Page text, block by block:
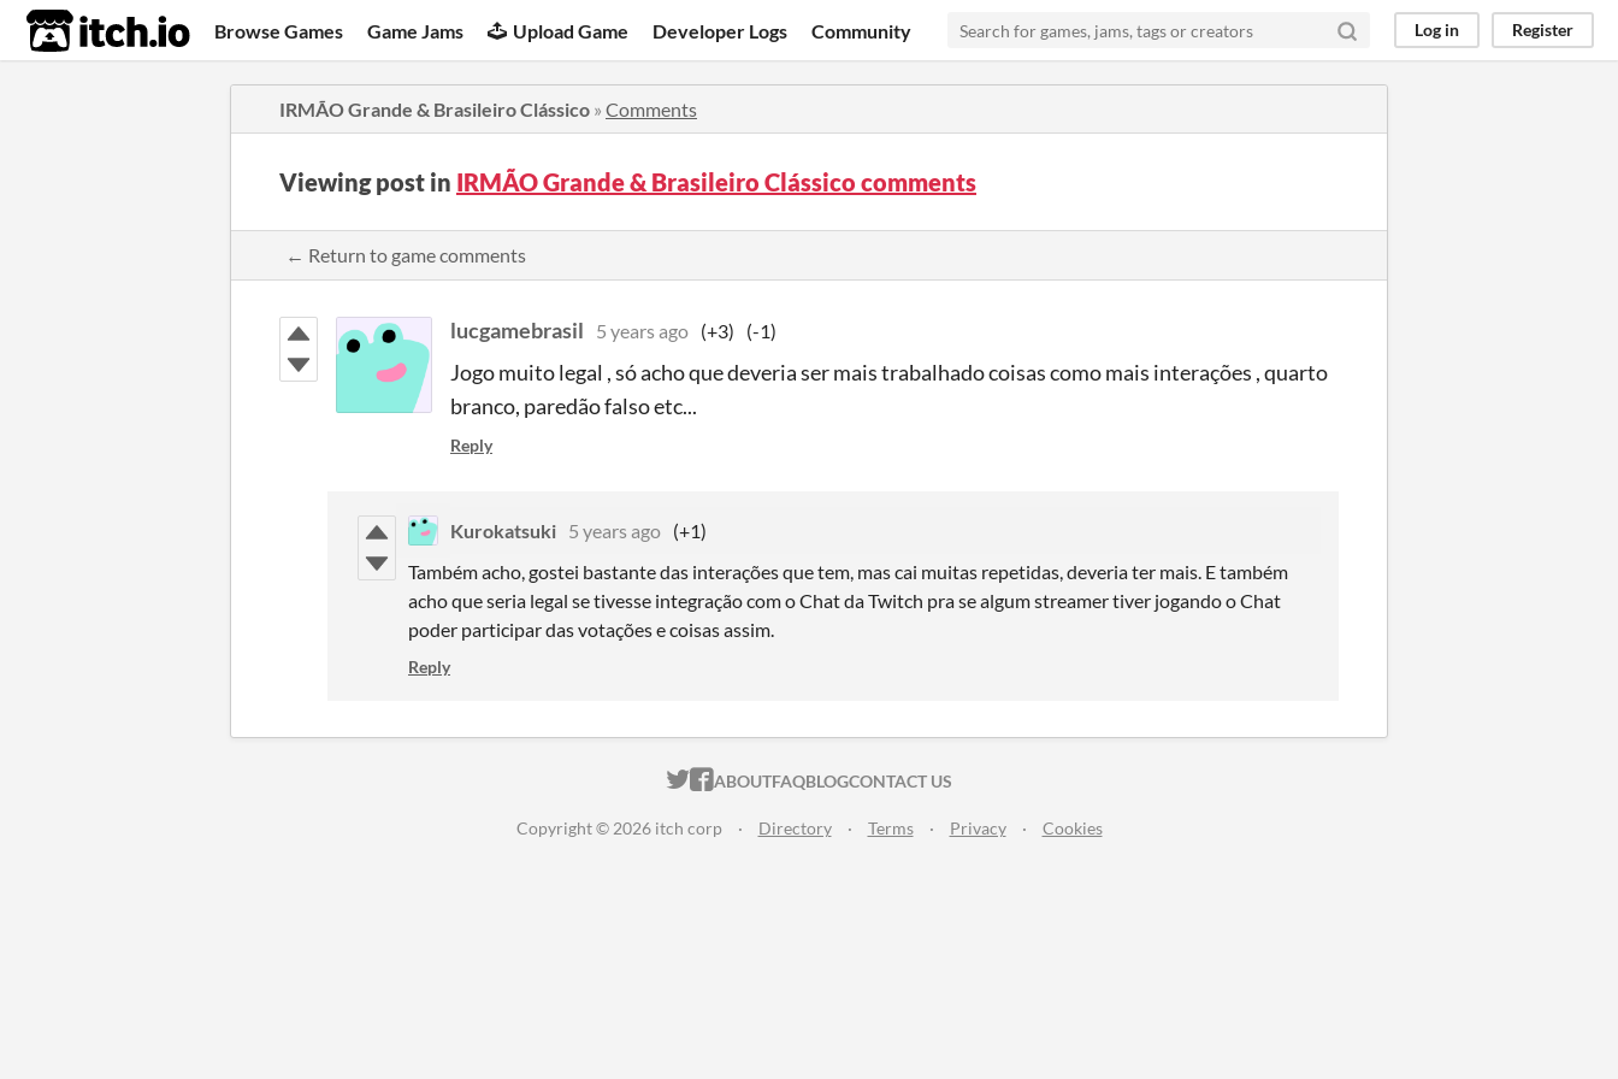
itch.io Browse Games Game Jams Upload Game Developer Logs Community Log in Register
IRMÃO Grande & Brasileiro Clássico » Comments
Viewing post in IRMÃO Grande & Brasileiro Clássico comments
← Return to game comments
lucgamebrasil 5 years ago (+3) (-1)
Jogo muito legal , só acho que deveria ser mais trabalhado coisas como mais interações , quarto
branco, paredão falso etc...
Reply
Kurokatsuki 5 years ago (+1)
Também acho, gostei bastante das interações que tem, mas cai muitas repetidas, deveria ter mais. E também
acho que seria legal se tivesse integração com o Chat da Twitch pra se algum streamer tiver jogando o Chat
poder participar das votações e coisas assim.
Reply
ITCH.IO ON TWITTER
ITCH.IO ON FACEBOOK
ABOUTFAQBLOGCONTACT US
Copyright © 2026 itch corp · Directory · Terms · Privacy · Cookies